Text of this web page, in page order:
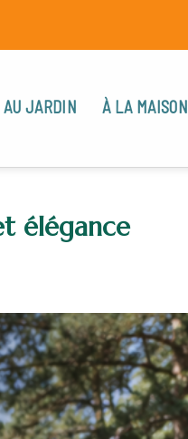
AU JARDIN À LA MAISON
élégance